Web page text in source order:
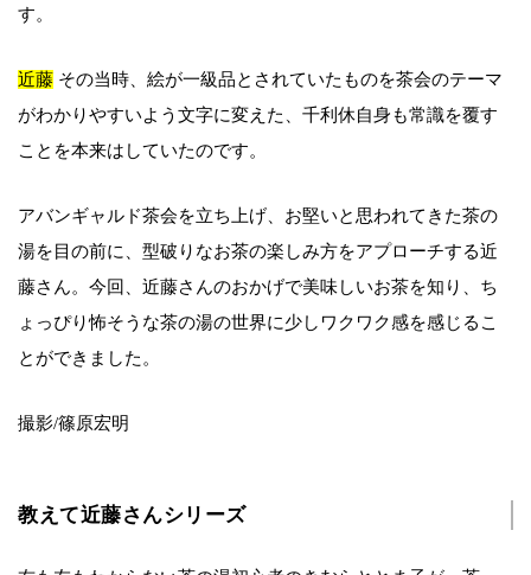
す。
近藤 その当時、絵が一級品とされていたものを茶会のテーマ
がわかりやすいよう文字に変えた、千利休自身も常識を覆す
ことを本来はしていたのです。
アバンギャルド茶会を立ち上げ、お堅いと思われてきた茶の
湯を目の前に、型破りなお茶の楽しみ方をアプローチする近
藤さん。今回、近藤さんのおかげで美味しいお茶を知り、ち
ょっぴり怖そうな茶の湯の世界に少しワクワク感を感じるこ
とができました。
撮影/篠原宏明
教えて近藤さんシリーズ